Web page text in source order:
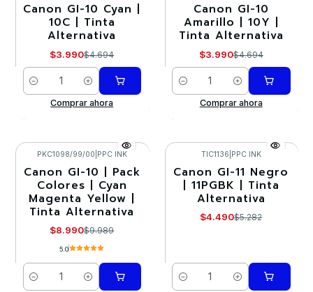
-15%
Canon GI-10 Cyan |
10C | Tinta
Alternativa
$3.990$4.694
Cantidad
Comprar ahora
-15%
Canon GI-10
Amarillo | 10Y |
Tinta Alternativa
$3.990$4.694
Cantidad
Comprar ahora
-10%
PKC1098/99/00 PPC INK
Canon GI-10 | Pack
Colores | Cyan
Magenta Yellow |
Tinta Alternativa
$8.990$9.989
5.0
Cantidad
-15%
TIC1136 PPC INK
Canon GI-11 Negro
| 11PGBK | Tinta
Alternativa
$4.490$5.282
Cantidad